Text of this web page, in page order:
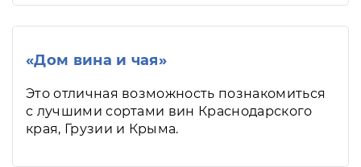
«Дом вина и чая»
Это отличная возможность познакомиться
с лучшими сортами вин Краснодарского
края, Грузии и Крыма.